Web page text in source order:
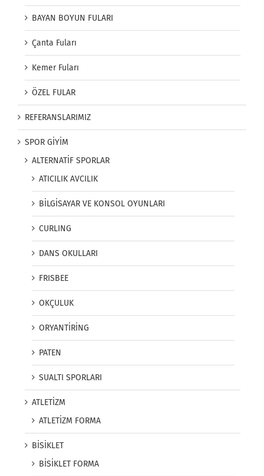
BAYAN BOYUN FULARI
Çanta Fuları
Kemer Fuları
ÖZEL FULAR
REFERANSLARIMIZ
SPOR GİYİM
ALTERNATİF SPORLAR
ATICILIK AVCILIK
BİLGİSAYAR VE KONSOL OYUNLARI
CURLING
DANS OKULLARI
FRISBEE
OKÇULUK
ORYANTİRİNG
PATEN
SUALTI SPORLARI
ATLETİZM
ATLETİZM FORMA
BİSİKLET
BİSİKLET FORMA